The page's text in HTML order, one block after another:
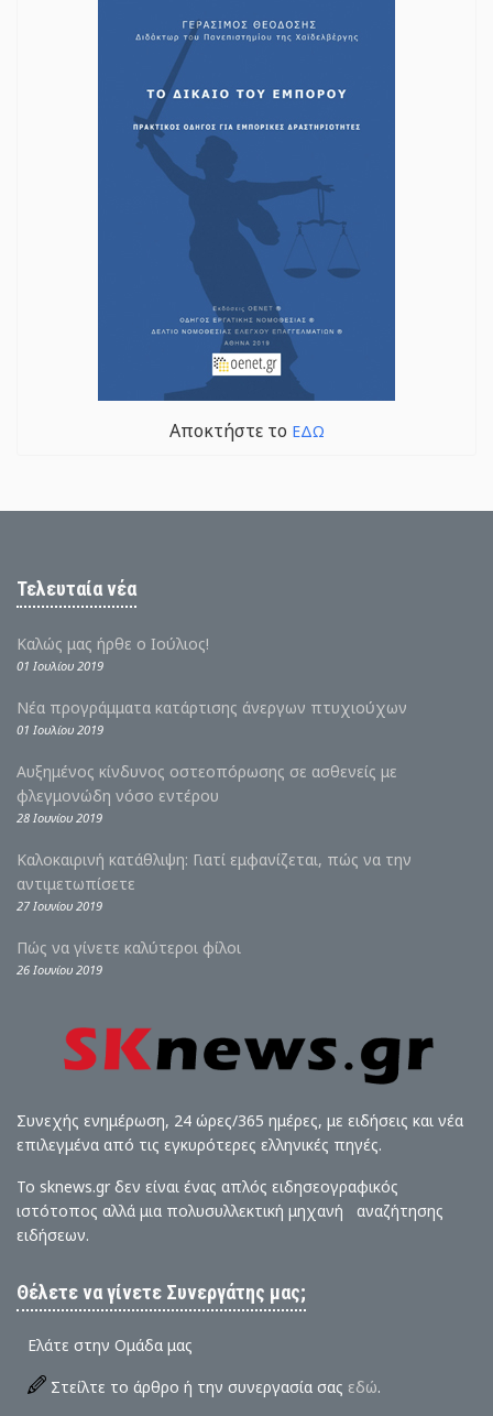
Αποκτήστε το ΕΔΩ
Τελευταία νέα
Καλώς μας ήρθε ο Ιούλιος!
01 Ιουλίου 2019
Νέα προγράμματα κατάρτισης άνεργων πτυχιούχων
01 Ιουλίου 2019
Αυξημένος κίνδυνος οστεοπόρωσης σε ασθενείς με
φλεγμονώδη νόσο εντέρου
28 Ιουνίου 2019
Καλοκαιρινή κατάθλιψη: Γιατί εμφανίζεται, πώς να την
αντιμετωπίσετε
27 Ιουνίου 2019
Πώς να γίνετε καλύτεροι φίλοι
26 Ιουνίου 2019
Συνεχής ενημέρωση, 24 ώρες/365 ημέρες, με ειδήσεις και νέα
επιλεγμένα από τις εγκυρότερες ελληνικές πηγές.
Το sknews.gr δεν είναι ένας απλός ειδησεογραφικός
ιστότοπος αλλά μια πολυσυλλεκτική μηχανή αναζήτησης
ειδήσεων.
Θέλετε να γίνετε Συνεργάτης μας;
Ελάτε στην Ομάδα μας
Στείλτε το άρθρο ή την συνεργασία σας εδώ.